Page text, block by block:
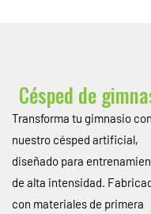
Césped de
Transforma tu gimnasio con
nuestro césped artificial,
diseñado para
de alta intensidad.
con materiales de primera